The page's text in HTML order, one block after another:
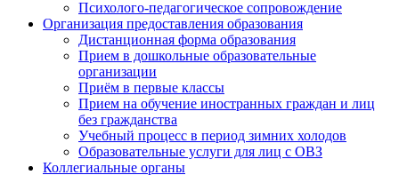
Психолого-педагогическое сопровождение
Организация предоставления образования
Дистанционная форма образования
Прием в дошкольные образовательные
организации
Приём в первые классы
Прием на обучение иностранных граждан и лиц
без гражданства
Учебный процесс в период зимних холодов
Образовательные услуги для лиц с ОВЗ
Коллегиальные органы